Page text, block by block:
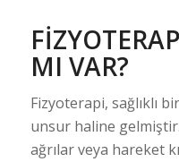
MI VAR?
Fizyoterapi, sağlıklı
unsur haline
ağrılar veya hareket